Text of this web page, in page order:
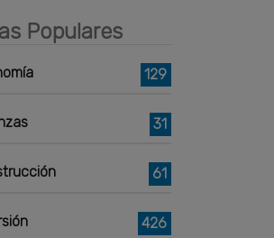
Populares
129
31
61
426